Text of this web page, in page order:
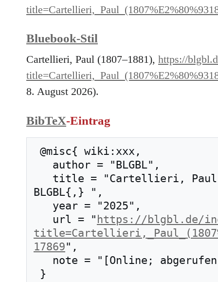
Bluebook-Stil
Cartellieri, Paul (1807–1881), https://
8. August 2026).
BibTeX-Eintrag
BLGBL{,} ",
   url = "
https://blgbl.de/
17869",